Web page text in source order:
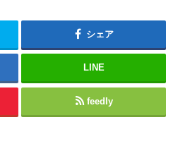
シェア
LINE
feedly